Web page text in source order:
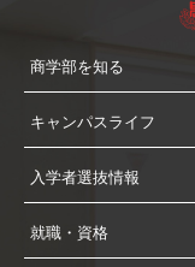
商学部を知る
キャンパスライフ
入学者選抜情報
就職・資格